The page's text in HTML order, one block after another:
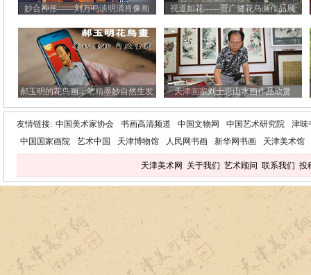
妙合神形——刘万鸣谈明清肖像画 视道如花——贾广健花鸟画作品展
郝玉明的花鸟画：笔精墨妙自然生发 天津画家刘士忠山水画作品欣赏
友情链接: 中国美术家协会 书画高清频道 中国文物网 中国艺术研究院
津味
中国国家画院
艺术中国 天津博物馆 人民网书画 新华网书画 天津美术馆
天津美术网 关于我们 艺术顾问 联系我们 投